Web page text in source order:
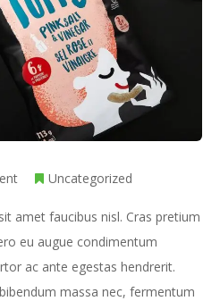
Uncategorized
amet faucibus nisl. Cras pretium
eu augue condimentum
ac ante egestas hendrerit.
massa nec, fermentum